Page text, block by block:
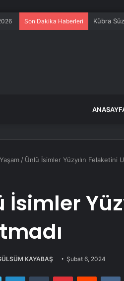
Son Dakika Haberleri Kübra
Yaşam / Ünlü İsimler Yüzyılın Felaketini
İsimler
KAYABAŞ Şubat 6, 2024
Twitter LinkedInTumblr PinterestReddit